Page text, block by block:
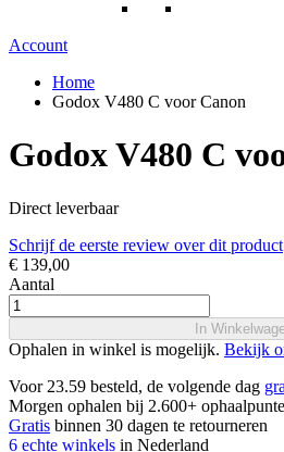
Account
Home
Godox V480 C voor Canon
Godox V480 C
Direct leverbaar
Schrijf de eerste review over dit product
€ 139,00
Aantal
In
Ophalen in winkel is mogelijk. Bekijk
Voor 23.59 besteld, de volgende dag
Morgen ophalen bij 2.600+
Gratis binnen 30 dagen te retourneren
6 echte winkels in Nederland